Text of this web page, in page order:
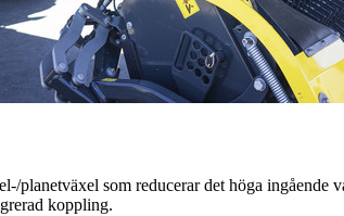
planetväxel som reducerar det höga
koppling.